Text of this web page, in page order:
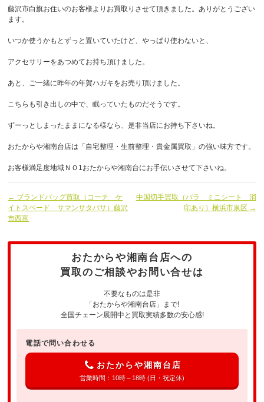
藤沢市白旗お住いのお客様よりお買取りさせて頂きました。ありがとうござい
ます。
いつか使うかもとずっと置いていたけど、やっぱり使わないと、
アクセサリーをあつめてお持ち頂けました。
あと、ご一緒に昨年の年賀ハガキをお売り頂けました。
こちらも引き出しの中で、眠っていたものだそうです。
ずーっとしまったままになる様なら、是非当店にお持ち下さいね。
おたからや湘南台店は「自宅整理・生前整理・貴金属買取」の強い味方です。
お客様満足度地域ＮＯ1おたからや湘南台にお手伝いさせて下さいね。
← ブランドバッグ買取（コーチ ケ
イトスペード サマンサタバサ）藤沢
市西富
中国切手買取（バラ ミニシート 消
印あり）横浜市泉区 →
おたからや湘南台店への
買取のご相談やお問い合せは
不要なものは是非
「おたからや湘南台店」まで!
全国チェーン展開中と買取実績多数の安心感!
電話で問い合わせる
おたからや湘南台店
営業時間：10時～18時 (日・祝定休)